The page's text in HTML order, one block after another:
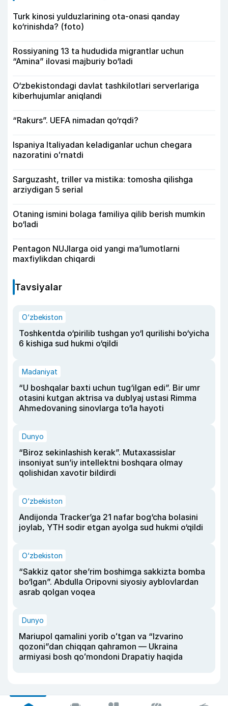
Turk kinosi yulduzlarining ota-onasi qanday
ko‘rinishda? (foto)
Rossiyaning 13 ta hududida migrantlar uchun
“Amina” ilovasi majburiy bo‘ladi
O‘zbekistondagi davlat tashkilotlari serverlariga
kiberhujumlar aniqlandi
“Rakurs”. UEFA nimadan qo‘rqdi?
Ispaniya Italiyadan keladiganlar uchun chegara
nazoratini oʻrnatdi
Sarguzasht, triller va mistika: tomosha qilishga
arziydigan 5 serial
Otaning ismini bolaga familiya qilib berish mumkin
bo‘ladi
Pentagon NUJlarga oid yangi maʼlumotlarni
maxfiylikdan chiqardi
Tavsiyalar
O‘zbekiston
Toshkentda o‘pirilib tushgan yo‘l qurilishi bo‘yicha
6 kishiga sud hukmi o‘qildi
Madaniyat
“U boshqalar baxti uchun tug‘ilgan edi”. Bir umr
otasini kutgan aktrisa va dublyaj ustasi Rimma
Ahmedovaning sinovlarga to‘la hayoti
Dunyo
“Biroz sekinlashish kerak”. Mutaxassislar
insoniyat sun’iy intellektni boshqara olmay
qolishidan xavotir bildirdi
O‘zbekiston
Andijonda Tracker’ga 21 nafar bog‘cha bolasini
joylab, YTH sodir etgan ayolga sud hukmi o‘qildi
O‘zbekiston
“Sakkiz qator she’rim boshimga sakkizta bomba
bo‘lgan”. Abdulla Oripovni siyosiy ayblovlardan
asrab qolgan voqea
Dunyo
Mariupol qamalini yorib oʻtgan va “Izvarino
qozoni”dan chiqqan qahramon — Ukraina
armiyasi bosh qoʻmondoni Drapatiy haqida